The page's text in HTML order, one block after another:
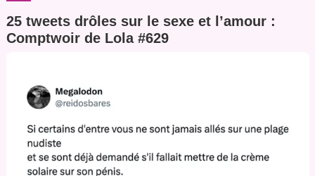
25 tweets drôles sur le sexe et l’amour :
Comptwoir de Lola #629